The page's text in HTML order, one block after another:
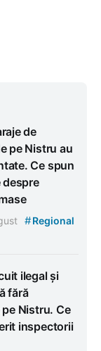
de
pe Nistru au
Ce spun
#Regional
ilegal și
fără
Nistru. Ce
inspectorii